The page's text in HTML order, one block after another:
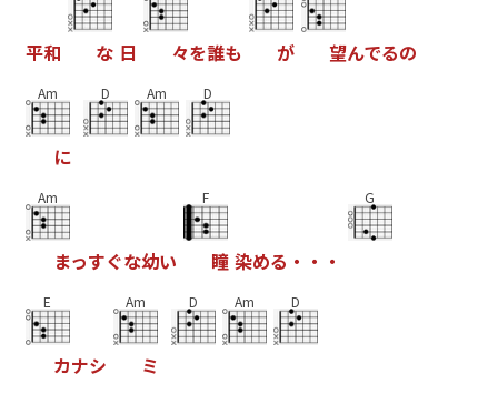
平和 な 日 々を誰も が 望んでるの
Am
に
D Am D
Am
まっすぐな幼い
F
瞳 染める ・ ・ ・
G
E
カナシ
Am
ミ
D Am D